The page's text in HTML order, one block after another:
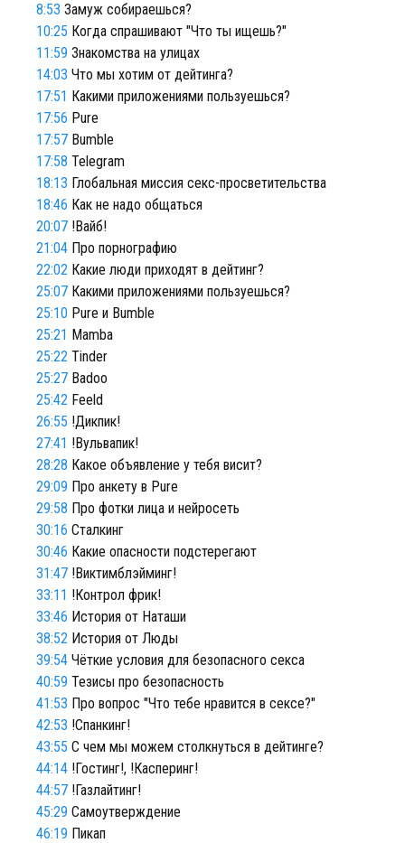
8:53 Замуж собираешься?
10:25 Когда спрашивают "Что ты ищешь?"
11:59 Знакомства на улицах
14:03 Что мы хотим от дейтинга?
17:51 Какими приложениями пользуешься?
17:56 Pure
17:57 Bumble
17:58 Telegram
18:13 Глобальная миссия секс-просветительства
18:46 Как не надо общаться
20:07 !Вайб!
21:04 Про порнографию
22:02 Какие люди приходят в дейтинг?
25:07 Какими приложениями пользуешься?
25:10 Pure и Bumble
25:21 Mamba
25:22 Tinder
25:27 Badoo
25:42 Feeld
26:55 !Дикпик!
27:41 !Вульвапик!
28:28 Какое объявление у тебя висит?
29:09 Про анкету в Pure
29:58 Про фотки лица и нейросеть
30:16 Сталкинг
30:46 Какие опасности подстерегают
31:47 !Виктимблэйминг!
33:11 !Контрол фрик!
33:46 История от Наташи
38:52 История от Люды
39:54 Чёткие условия для безопасного секса
40:59 Тезисы про безопасность
41:53 Про вопрос "Что тебе нравится в сексе?"
42:53 !Спанкинг!
43:55 С чем мы можем столкнуться в дейтинге?
44:14 !Гостинг!, !Касперинг!
44:57 !Газлайтинг!
45:29 Самоутверждение
46:19 Пикап